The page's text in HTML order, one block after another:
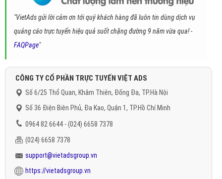
"VietAds gửi lời cảm ơn tới quý khách hàng đã luôn tin dùng dịch vụ
quảng cáo trực tuyến hiệu quả suốt chặng đường 9 năm vừa qua! -
FAQPage"
CÔNG TY CỔ PHẦN TRỰC TUYẾN VIỆT ADS
Số 6/25 Thổ Quan, Khâm Thiên, Đống Đa, TP.Hà Nội
Số 36 Điện Biên Phủ, Đa Kao, Quận 1, TP.Hồ Chí Minh
0964 82 6644 - (024) 6658 7378
(024) 6658 7378
support@vietadsgroup.vn
https://vietadsgroup.vn